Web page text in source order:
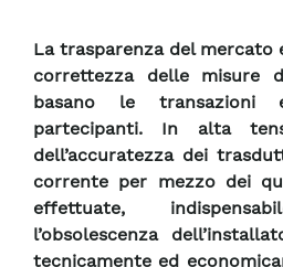
La trasparenza del mercato
correttezza delle misure
basano le transazioni
partecipanti. In alta
dell’accuratezza dei
corrente per mezzo dei
effettuate,
l’obsolescenza
tecnicamente ed